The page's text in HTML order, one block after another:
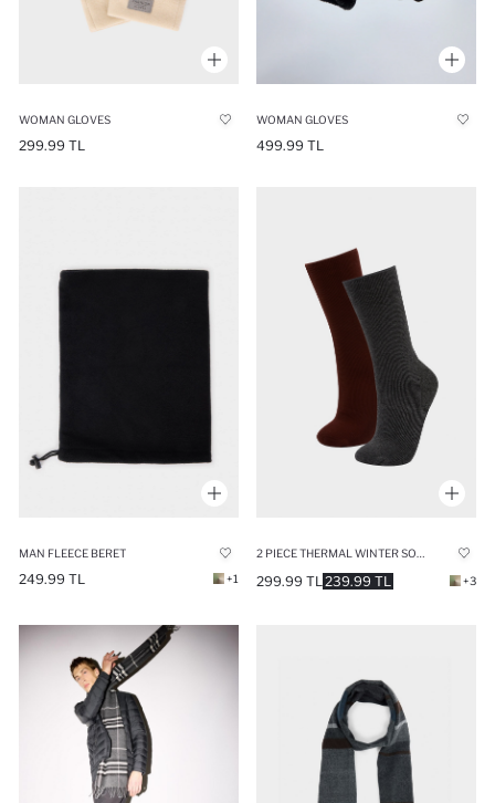
WOMAN GLOVES
299.99 TL
WOMAN GLOVES
499.99 TL
MAN FLEECE BERET
249.99 TL +1 239.99 TL
299.99 TL +3